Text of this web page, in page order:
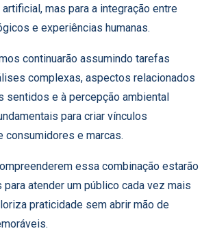
mas para a integração entre
e experiências humanas.
continuarão assumindo tarefas
complexas, aspectos relacionados
sentidos e à percepção ambiental
para criar vínculos
consumidores e marcas.
essa combinação estarão
para atender um público cada vez mais
praticidade sem abrir mão de